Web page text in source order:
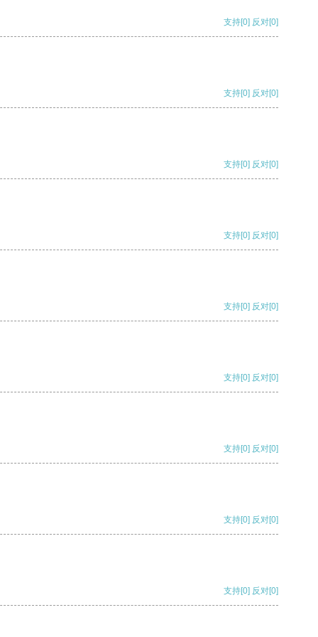
支持[0] 反对[0]
支持[0] 反对[0]
支持[0] 反对[0]
支持[0] 反对[0]
支持[0] 反对[0]
支持[0] 反对[0]
支持[0] 反对[0]
支持[0] 反对[0]
支持[0] 反对[0]